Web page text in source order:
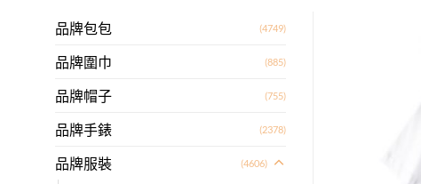
品牌包包 (4749)
品牌圍巾 (885)
品牌帽子 (755)
品牌手錶 (2378)
品牌服裝 (4606)